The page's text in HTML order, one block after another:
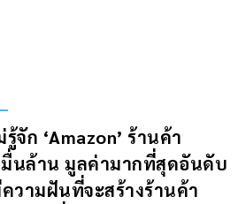
จัก ‘Amazon’ ร้านค้า
นล้าน มูลค่ามากที่สุดอันดับ
วามฝันที่จะสร้างร้านค้า